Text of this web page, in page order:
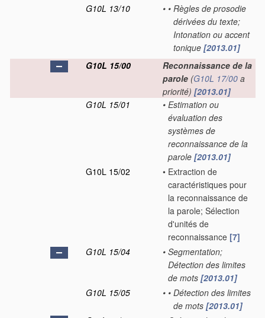
G10L 13/10
• • Règles de prosodie
dérivées du texte;
Intonation ou accent
tonique [2013.01]
G10L 15/00
Reconnaissance de la
parole (G10L 17/00 a
priorité) [2013.01]
G10L 15/01
• Estimation ou
évaluation des
systèmes de
reconnaissance de la
parole [2013.01]
G10L 15/02
• Extraction de
caractéristiques pour
la reconnaissance de
la parole; Sélection
d'unités de
reconnaissance [7]
G10L 15/04
• Segmentation;
Détection des limites
de mots [2013.01]
G10L 15/05
• • Détection des limites
de mots [2013.01]